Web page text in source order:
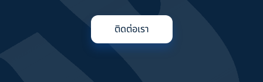
ติดต่อเรา